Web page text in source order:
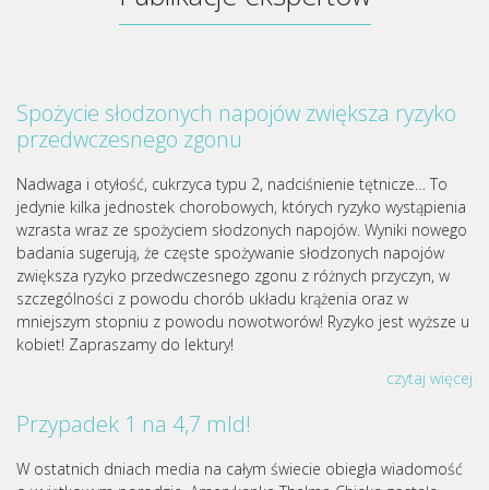
Spożycie słodzonych napojów zwiększa ryzyko
przedwczesnego zgonu
Nadwaga i otyłość, cukrzyca typu 2, nadciśnienie tętnicze… To
jedynie kilka jednostek chorobowych, których ryzyko wystąpienia
wzrasta wraz ze spożyciem słodzonych napojów. Wyniki nowego
badania sugerują, że częste spożywanie słodzonych napojów
zwiększa ryzyko przedwczesnego zgonu z różnych przyczyn, w
szczególności z powodu chorób układu krążenia oraz w
mniejszym stopniu z powodu nowotworów! Ryzyko jest wyższe u
kobiet! Zapraszamy do lektury!
czytaj więcej
Przypadek 1 na 4,7 mld!
W ostatnich dniach media na całym świecie obiegła wiadomość